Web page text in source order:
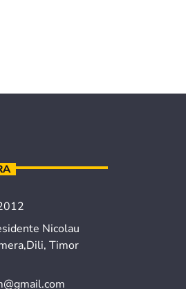
Nicolau
Timor